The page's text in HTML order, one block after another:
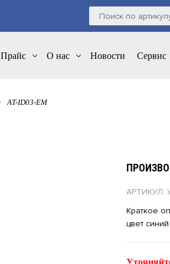
Прайс О нас Новости Сервис
AT-ID03-EM
АРТИКУЛ:
Краткое
цвет синий